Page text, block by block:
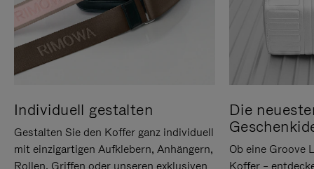
Individuell gestalten
Gestalten Sie den Koffer ganz individuell
mit einzigartigen Aufklebern, Anhängern,
Die
Ob eine Groove